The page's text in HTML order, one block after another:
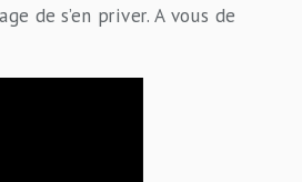
de s’en priver. A vous de